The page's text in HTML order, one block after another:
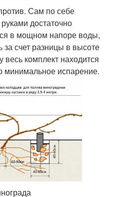
Сам по себе
достаточно
в мощном напоре воды,
за счет разницы в высоте
комплект находится
минимальное испарение.